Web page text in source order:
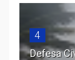
4
Defesa